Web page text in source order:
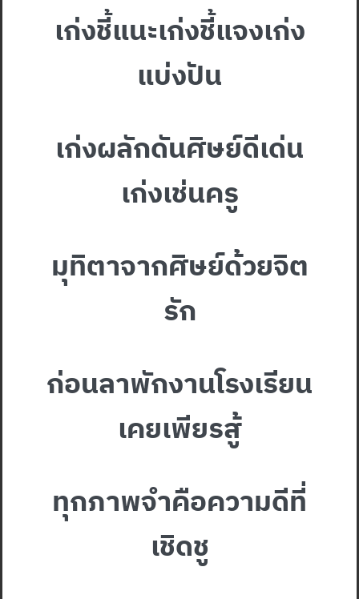
เก่งชี้แนะเก่งชี้แจงเก่ง
แบ่งปัน
เก่งผลักดันศิษย์ดีเด่น
เก่งเช่นครู
มุทิตาจากศิษย์ด้วยจิต
รัก
ก่อนลาพักงานโรงเรียน
เคยเพียรสู้
ทุกภาพจำคือความดีที่
เชิดชู